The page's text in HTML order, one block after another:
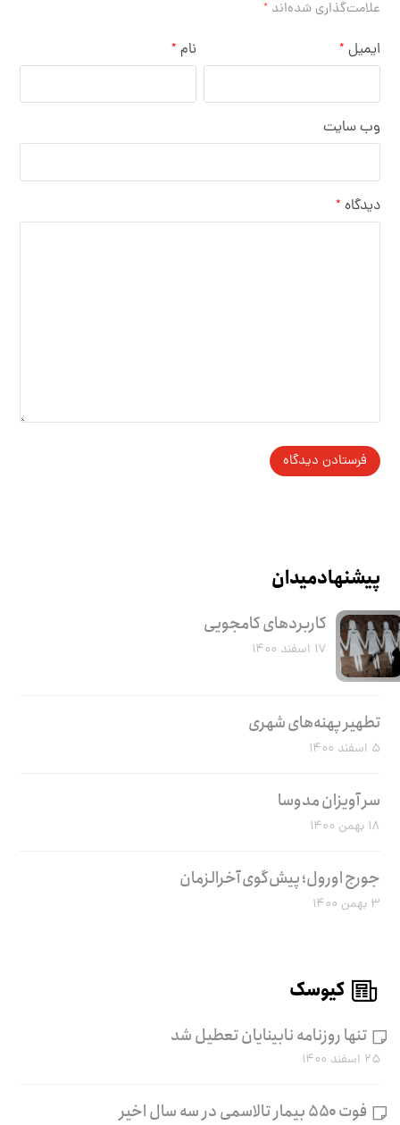
علامت‌گذاری شده‌اند*
نام * ایمیل *
وب‌ سایت
دیدگاه *
پیشنهاد میدان
کاربرد‌های کامجویی
۱۷ اسفند ۱۴۰۰
تطهیر پهنه‌های شهری
۵ اسفند ۱۴۰۰
سر آویزان مدوسا
۱۸ بهمن ۱۴۰۰
جورج اورول؛ پیش‌گوی آخرالزمان
۳ بهمن ۱۴۰۰
کیوسک
تنها روزنامه نابینایان تعطیل شد
۲۵ اسفند ۱۴۰۰
فوت ۵۵۰ بیمار تالاسمی در سه سال اخیر